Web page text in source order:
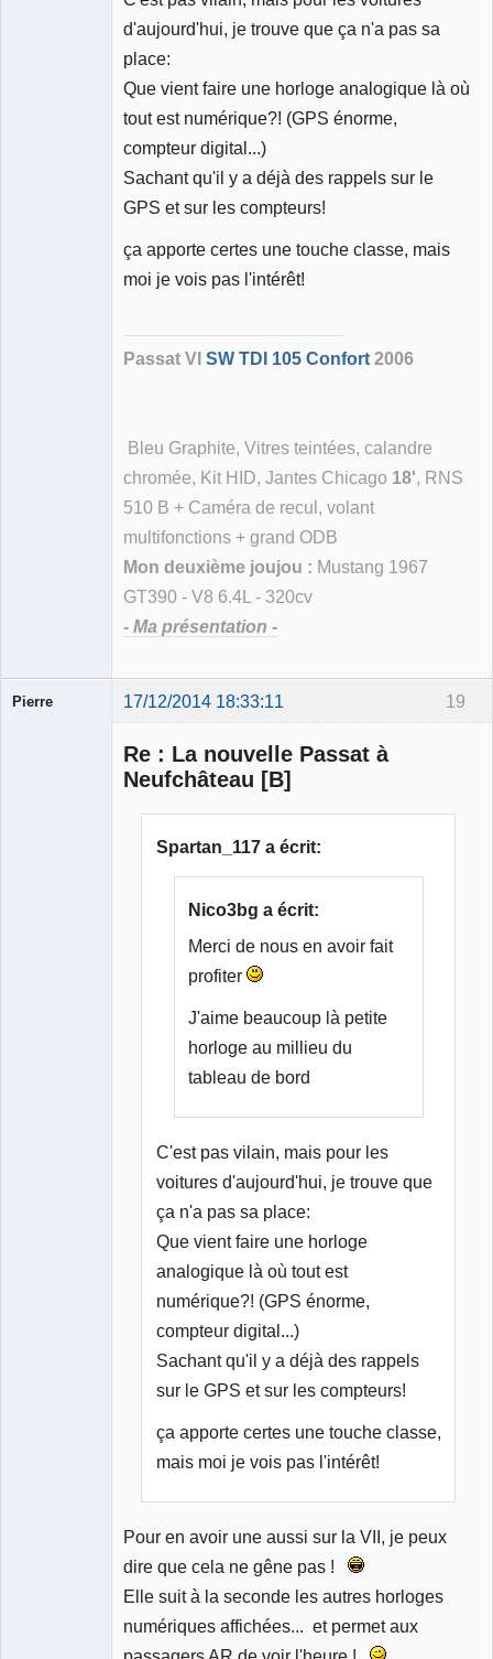
d'aujourd'hui, je trouve que ça n'a pas sa
place:
Que vient faire une horloge analogique là où
tout est numérique?! (GPS énorme,
compteur digital...)
Sachant qu'il y a déjà des rappels sur le
GPS et sur les compteurs!
ça apporte certes une touche classe, mais
moi je vois pas l'intérêt!
Passat VI SW TDI 105 Confort 2006
Bleu Graphite, Vitres teintées, calandre
chromée, Kit HID, Jantes Chicago 18', RNS
510 B + Caméra de recul, volant
multifonctions + grand ODB
Mon deuxième joujou : Mustang 1967
GT390 - V8 6.4L - 320cv
- Ma présentation -
19
Pierre 17/12/2014 18:33:11
Re : La nouvelle Passat à
Neufchâteau [B]
Spartan_117 a écrit:
Nico3bg a écrit:
Merci de nous en avoir fait
profiter
J'aime beaucoup là petite
horloge au millieu du
tableau de bord
C'est pas vilain, mais pour les
voitures d'aujourd'hui, je trouve que
ça n'a pas sa place:
Que vient faire une horloge
analogique là où tout est
numérique?! (GPS énorme,
compteur digital...)
Sachant qu'il y a déjà des rappels
sur le GPS et sur les compteurs!
ça apporte certes une touche classe,
mais moi je vois pas l'intérêt!
Pour en avoir une aussi sur la VII, je peux
dire que cela ne gêne pas !
Elle suit à la seconde les autres horloges
numériques affichées... et permet aux